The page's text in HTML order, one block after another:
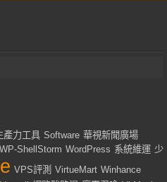
產力工具 Software 華視新聞廣場
WP-ShellStorm WordPress 系統維運 少
VPS評測 VirtueMart Winhance